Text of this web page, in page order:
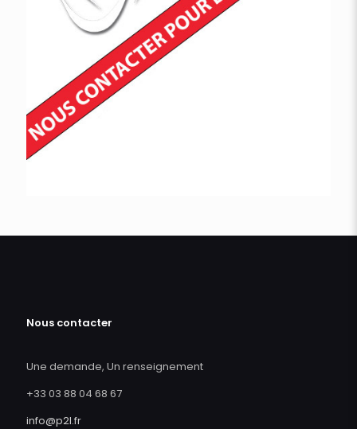
Nous contacter
Une demande, Un renseignement
+33 03 88 04 68 67
info@p2l.fr